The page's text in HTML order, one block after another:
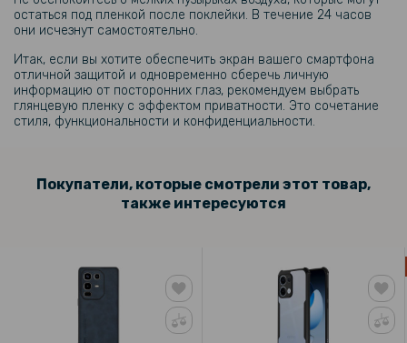
остаться под пленкой после поклейки. В течение 24 часов
они исчезнут самостоятельно.
Итак, если вы хотите обеспечить экран вашего смартфона
отличной защитой и одновременно сберечь личную
информацию от посторонних глаз, рекомендуем выбрать
глянцевую пленку с эффектом приватности. Это сочетание
стиля, функциональности и конфиденциальности.
Покупатели, которые смотрели этот товар,
также интересуются